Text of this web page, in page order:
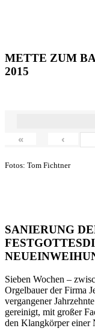
METTE ZUM
2015
« ‹
Fotos: Tom Fichtner
SANIERUNG
Sieben Wochen –
Orgelbauer der Firma
vergangener
gereinigt, mit großer
den Klangkörper einer